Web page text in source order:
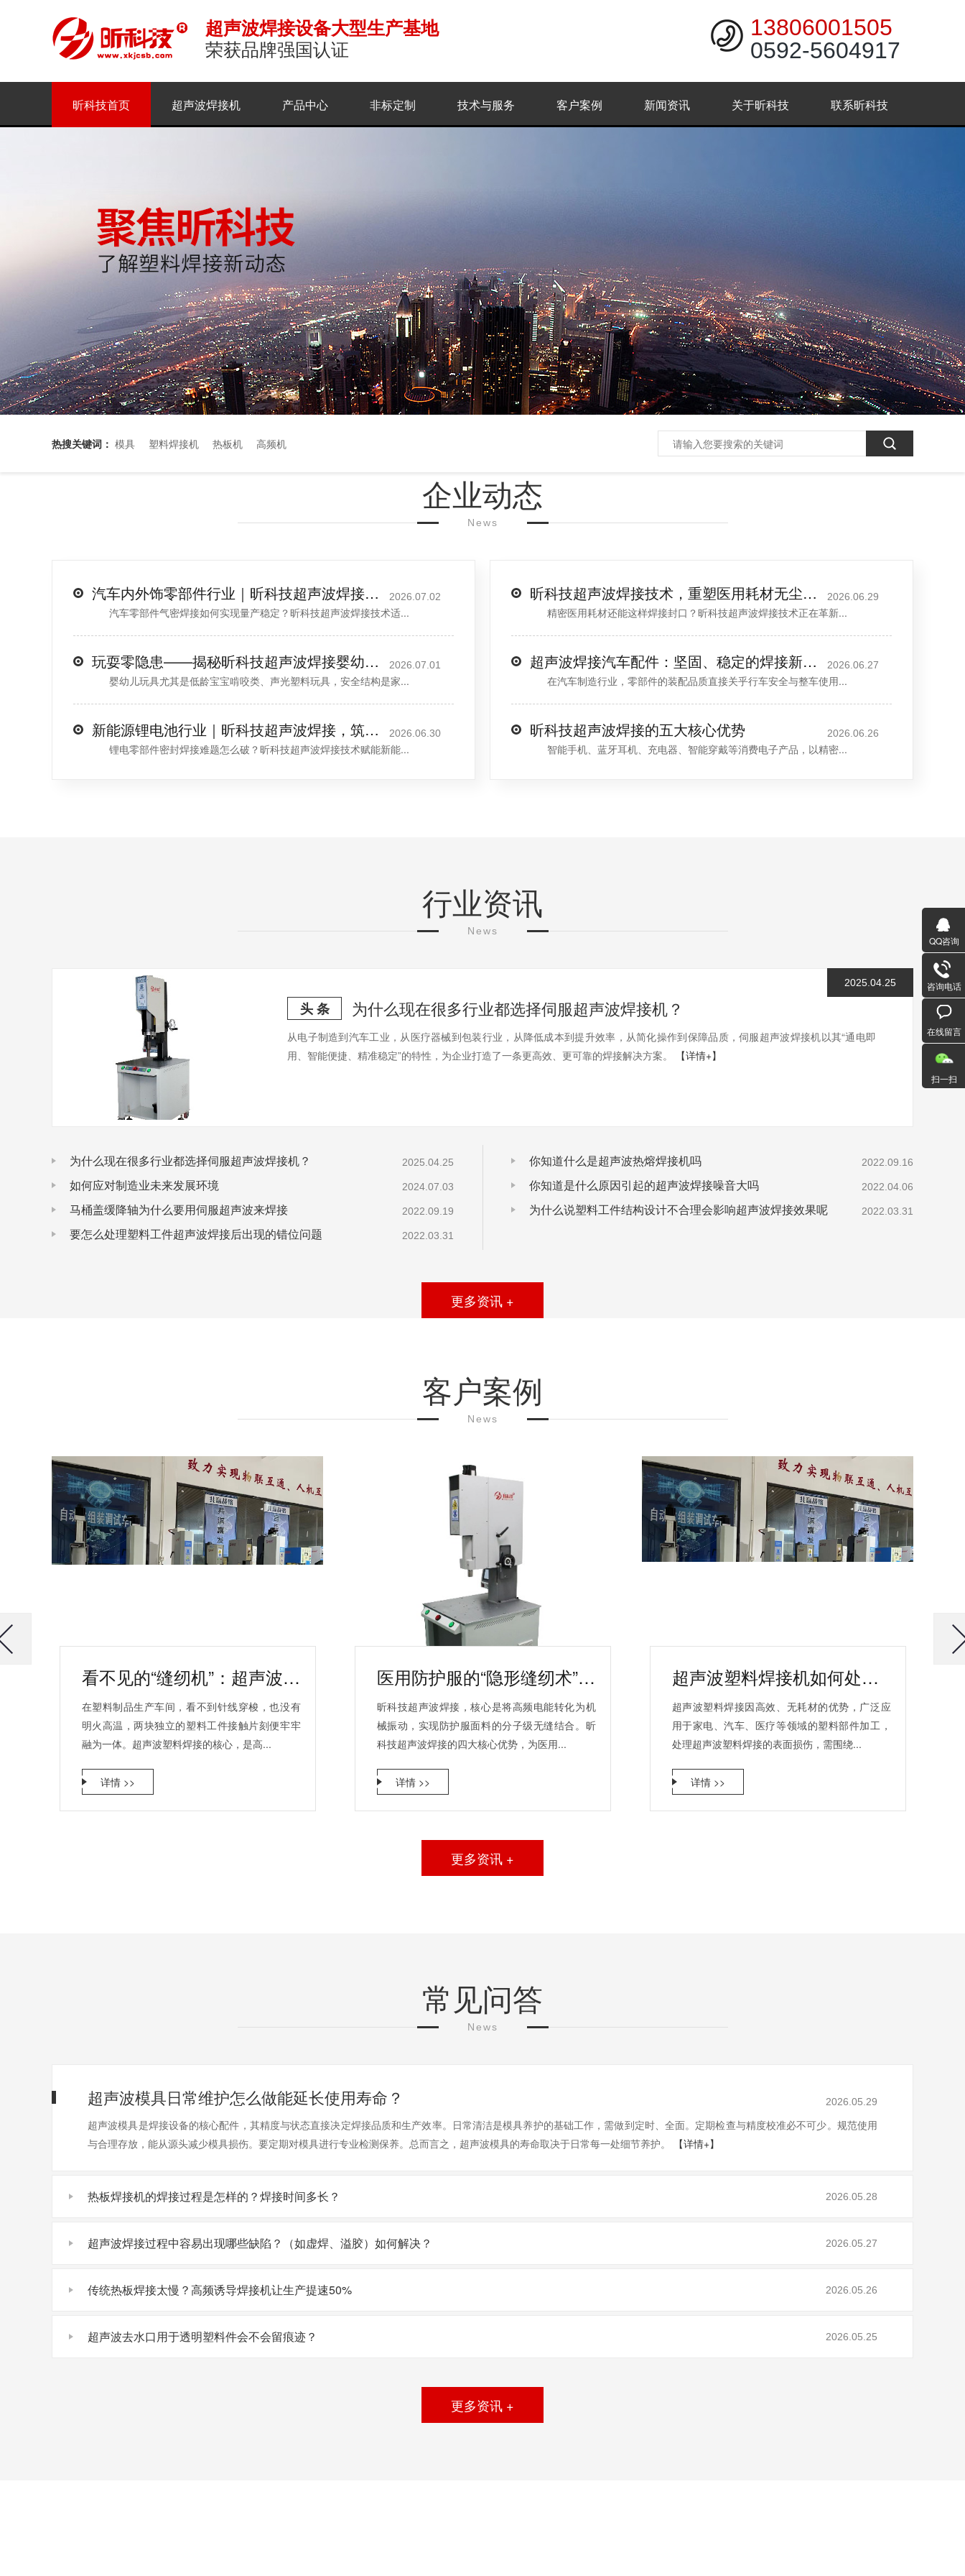
超声波焊接设备大型生产基地
荣获品牌强国认证
13806001505
0592-5604917
昕科技首页 超声波焊接机 产品中心 非标定制 技术与服务 客户案例 新闻资讯 关于昕科技 联系昕科技
热搜关键词： 模具 塑料焊接机 热板机 高频机
企业动态
News
汽车内外饰零部件行业｜昕科技超声波焊接，满足车企高标准气密焊接需求 2026.07.02
汽车零部件气密焊接如何实现量产稳定？昕科技超声波焊接技术适...
玩耍零隐患——揭秘昕科技超声波焊接婴幼儿塑料玩具核心优势 2026.07.01
婴幼儿玩具尤其是低龄宝宝啃咬类、声光塑料玩具，安全结构是家...
新能源锂电池行业｜昕科技超声波焊接，筑牢动力电池安全生产防线 2026.06.30
锂电零部件密封焊接难题怎么破？昕科技超声波焊接技术赋能新能...
昕科技超声波焊接技术，重塑医用耗材无尘精密熔接标准 2026.06.29
精密医用耗材还能这样焊接封口？昕科技超声波焊接技术正在革新...
超声波焊接汽车配件：坚固、稳定的焊接新选择 2026.06.27
在汽车制造行业，零部件的装配品质直接关乎行车安全与整车使用...
昕科技超声波焊接的五大核心优势 2026.06.26
智能手机、蓝牙耳机、充电器、智能穿戴等消费电子产品，以精密...
行业资讯
News
2025.04.25
头 条 为什么现在很多行业都选择伺服超声波焊接机？
从电子制造到汽车工业，从医疗器械到包装行业，从降低成本到提升效率，从简化操作到保障品质，伺服超声波焊接机以其“通电即
用、智能便捷、精准稳定”的特性，为企业打造了一条更高效、更可靠的焊接解决方案。
【详情+】
为什么现在很多行业都选择伺服超声波焊接机？ 2025.04.25
如何应对制造业未来发展环境 2024.07.03
马桶盖缓降轴为什么要用伺服超声波来焊接 2022.09.19
你知道什么是超声波热熔焊接机吗 2022.09.16
你知道是什么原因引起的超声波焊接噪音大吗 2022.04.06
为什么说塑料工件结构设计不合理会影响超声波焊接效果呢 2022.03.31
要怎么处理塑料工件超声波焊接后出现的错位问题 2022.03.31
更多资讯 +
客户案例
News
看不见的“缝纫机”：超声波如何让两块塑料瞬间“合体”？
在塑料制品生产车间，看不到针线穿梭，也没有
明火高温，两块独立的塑料工件接触片刻便牢牢
融为一体。超声波塑料焊接的核心，是高...
详情 >>
医用防护服的“隐形缝纫术”：昕科技超声波焊接的四大优势
昕科技超声波焊接，核心是将高频电能转化为机
械振动，实现防护服面料的分子级无缝结合。昕
科技超声波焊接的四大核心优势，为医用...
详情 >>
超声波塑料焊接机如何处理塑料产品表面的损伤？
超声波塑料焊接因高效、无耗材的优势，广泛应
用于家电、汽车、医疗等领域的塑料部件加工，
处理超声波塑料焊接的表面损伤，需围绕...
详情 >>
更多资讯 +
常见问答
News
超声波模具日常维护怎么做能延长使用寿命？ 2026.05.29
超声波模具是焊接设备的核心配件，其精度与状态直接决定焊接品质和生产效率。日常清洁是模具养护的基础工作，需做到定时、全面。定期检查与精度校准必不可少。规范使用
与合理存放，能从源头减少模具损伤。要定期对模具进行专业检测保养。总而言之，超声波模具的寿命取决于日常每一处细节养护。
【详情+】
热板焊接机的焊接过程是怎样的？焊接时间多长？ 2026.05.28
超声波焊接过程中容易出现哪些缺陷？（如虚焊、溢胶）如何解决？ 2026.05.27
传统热板焊接太慢？高频诱导焊接机让生产提速50% 2026.05.26
超声波去水口用于透明塑料件会不会留痕迹？ 2026.05.25
更多资讯 +
QQ咨询
咨询电话
在线留言
扫一扫